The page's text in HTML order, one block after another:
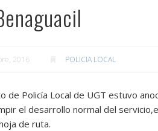
2016 POLICIA LOCAL
de Policía Local de UGT estuvo
el desarrollo normal del
de ruta.